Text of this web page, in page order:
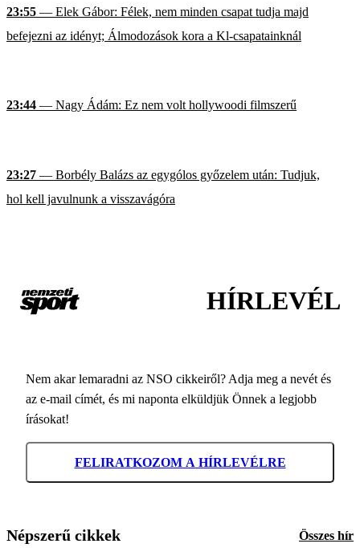
23:55 — Elek Gábor: Félek, nem minden csapat tudja majd
befejezni az idényt; Álmodozások kora a Kl-csapatainknál
23:44 — Nagy Ádám: Ez nem volt hollywoodi filmszerű
23:27 — Borbély Balázs az egygólos győzelem után: Tudjuk,
hol kell javulnunk a visszavágóra
HÍRLEVÉL
Nem akar lemaradni az NSO cikkeiről? Adja meg a nevét és
az e-mail címét, és mi naponta elküldjük Önnek a legjobb
írásokat!
FELIRATKOZOM A HÍRLEVÉLRE
Népszerű cikkek Összes hír